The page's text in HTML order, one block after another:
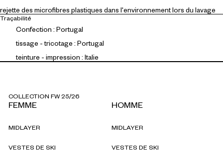
rejette des microfibres plastiques dans l'environnement lors du lavage
Traçabilité
Confection : Portugal
tissage - tricotage : Portugal
teinture - impression : Italie
COLLECTION FW 25/26
FEMME
MIDLAYER
VESTES DE SKI
HOMME
MIDLAYER
VESTES DE SKI